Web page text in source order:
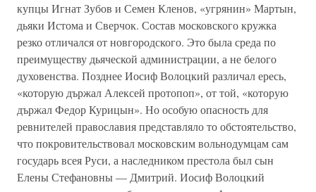
купцы Игнат Зубов и Семен Кленов, «угрянин» Мартын,
дьяки Истома и Сверчок. Состав московского кружка
резко отличался от новгородского. Это была среда по
преимуществу дьяческой администрации, а не белого
духовенства. Позднее Иосиф Волоцкий различал ересь,
«которую държал Алексей протопоп», от той, «которую
държал Федор Курицын». Но особую опасность для
ревнителей православия представляло то обстоятельство,
что покровительствовал московским вольнодумцам сам
государь всея Руси, а наследником престола был сын
Елены Стефановны — Дмитрий. Иосиф Волоцкий